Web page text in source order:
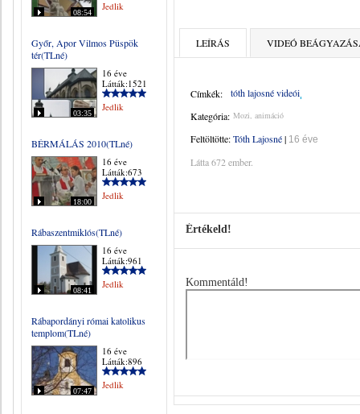
08:54
Jedlik
Győr, Apor Vilmos Püspök
tér(TLné)
03:35
16 éve
Látták:1521
Jedlik
BÉRMÁLÁS 2010(TLné)
18:00
16 éve
Látták:673
Jedlik
Rábaszentmiklós(TLné)
08:41
16 éve
Látták:961
Jedlik
Rábapordányi római katolikus
templom(TLné)
07:47
16 éve
Látták:896
Jedlik
LEÍRÁS VIDEÓ
Címkék:
tóth lajosné videói
Kategória: Mozi, animáció
Feltöltötte:Tóth Lajosné| 16 éve
Látta 672 ember.
Értékeld!
Kommentáld!